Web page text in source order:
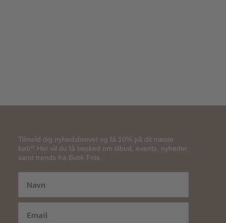
Tilmeld dig nyhedsbrevet og få 10% på dit næste
køb*! Her vil du få besked om tilbud, events, nyheder
samt trends fra Butik Friis.